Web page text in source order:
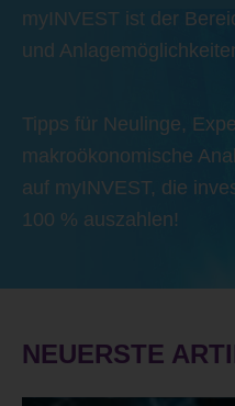
myINVEST ist der
und
Tipps für Neulinge,
makroökonomische
auf myINVEST, die
100 % auszahlen!
NEUERSTE